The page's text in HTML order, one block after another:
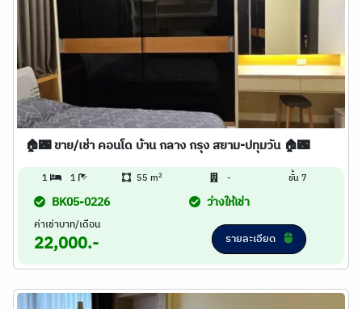
🏠🌃 ขาย/เช่า คอนโด บ้าน กลาง กรุง สยาม-ปทุมวัน 🏠🌃
1 1 55 m2 - ชั้น 7
BK05-0226 ว่างให้เช่า
ค่าเช่าบาท/เดือน
22,000.- รายละเอียด